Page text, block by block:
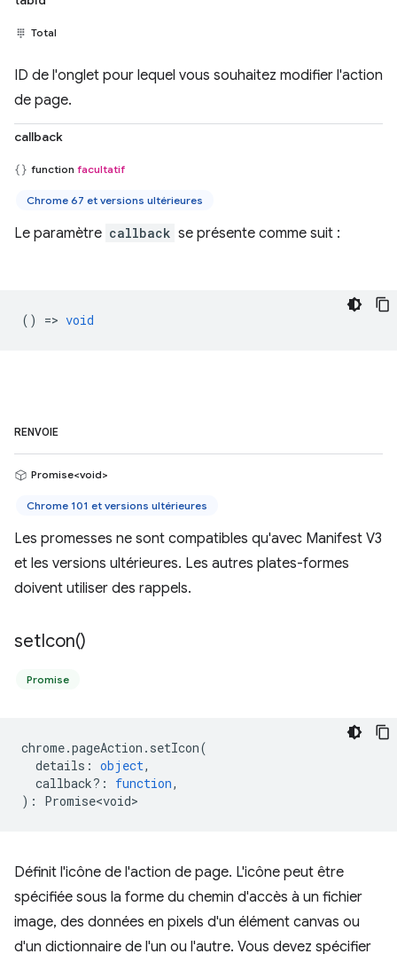
Total
ID de l'onglet pour lequel vous souhaitez modifier l'action
de page.
callback
function facultatif
Chrome 67 et versions ultérieures
Le paramètre callback se présente comme suit :
() => void
RENVOIE
Promise<void>
Chrome 101 et versions ultérieures
Les promesses ne sont compatibles qu'avec Manifest V3
et les versions ultérieures. Les autres plates-formes
doivent utiliser des rappels.
setIcon()
Promise
chrome.pageAction . setIcon(
details : object,
callback? : function,
) : Promise<void>
Définit l'icône de l'action de page. L'icône peut être
spécifiée sous la forme du chemin d'accès à un fichier
image, des données en pixels d'un élément canvas ou
d'un dictionnaire de l'un ou l'autre. Vous devez spécifier